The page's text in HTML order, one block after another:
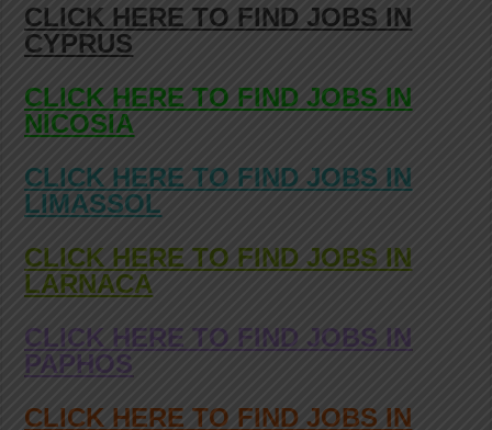
CLICK HERE TO FIND JOBS IN
CYPRUS
CLICK HERE TO FIND JOBS IN
NICOSIA
CLICK HERE TO FIND JOBS IN
LIMASSOL
CLICK HERE TO FIND JOBS IN
LARNACA
CLICK HERE TO FIND JOBS IN
PAPHOS
CLICK HERE TO FIND JOBS IN